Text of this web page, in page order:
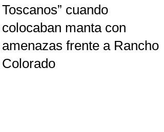
Toscanos” cuando
colocaban manta con
amenazas frente a Rancho
Colorado